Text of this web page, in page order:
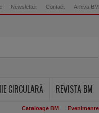
Newsletter Contact Arhiva BM
CIRCULARĂ REVISTA BM
Cataloage BM Evenimente